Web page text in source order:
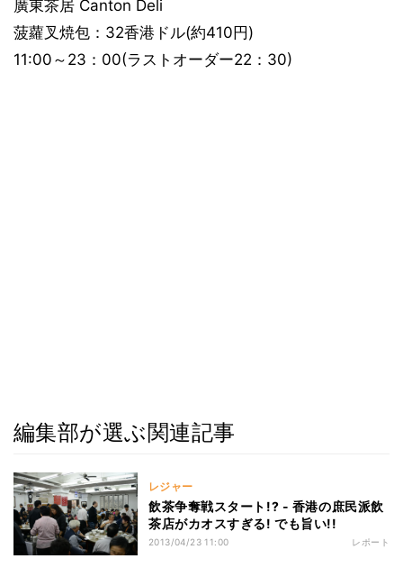
廣東茶居 Canton Deli
菠蘿叉焼包：32香港ドル(約410円)
11:00～23：00(ラストオーダー22：30)
編集部が選ぶ関連記事
レジャー
飲茶争奪戦スタート!? - 香港の庶民派飲
茶店がカオスすぎる! でも旨い!!
2013/04/23 11:00 レポート